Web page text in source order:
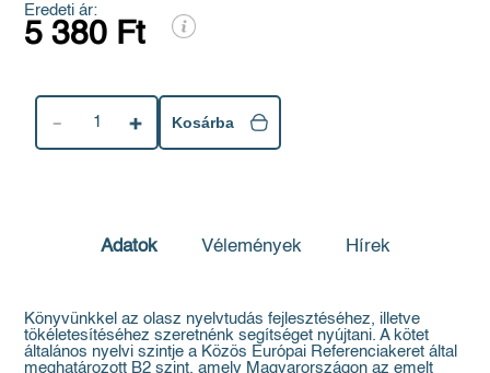
Eredeti ár:
5 380 Ft
1 Kosárba
Adatok Vélemények Hírek
Könyvünkkel az olasz nyelvtudás fejlesztéséhez, illetve
tökéletesítéséhez szeretnénk segítséget nyújtani. A kötet
általános nyelvi szintje a Közös Európai Referenciakeret által
meghatározott B2 szint, amely Magyarországon az emelt